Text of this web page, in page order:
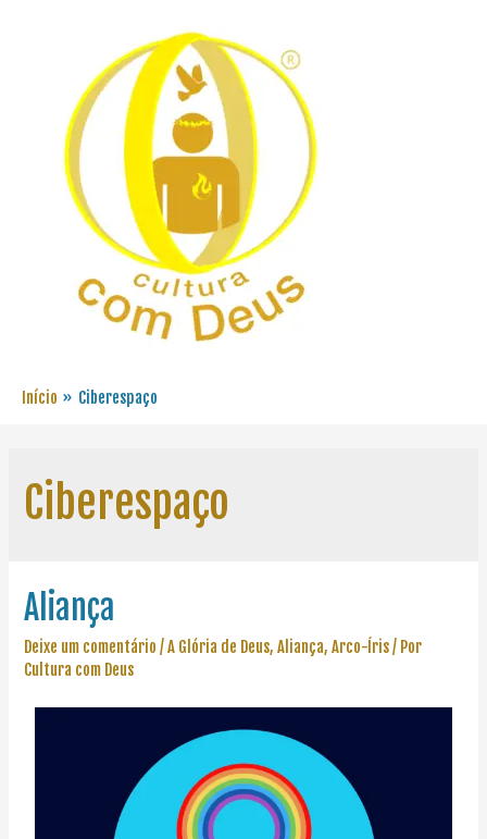
Início Ciberespaço
Ciberespaço
Aliança
Deixe um comentário /A Glória de Deus,Aliança,Arco-Íris/ Por
Cultura com Deus